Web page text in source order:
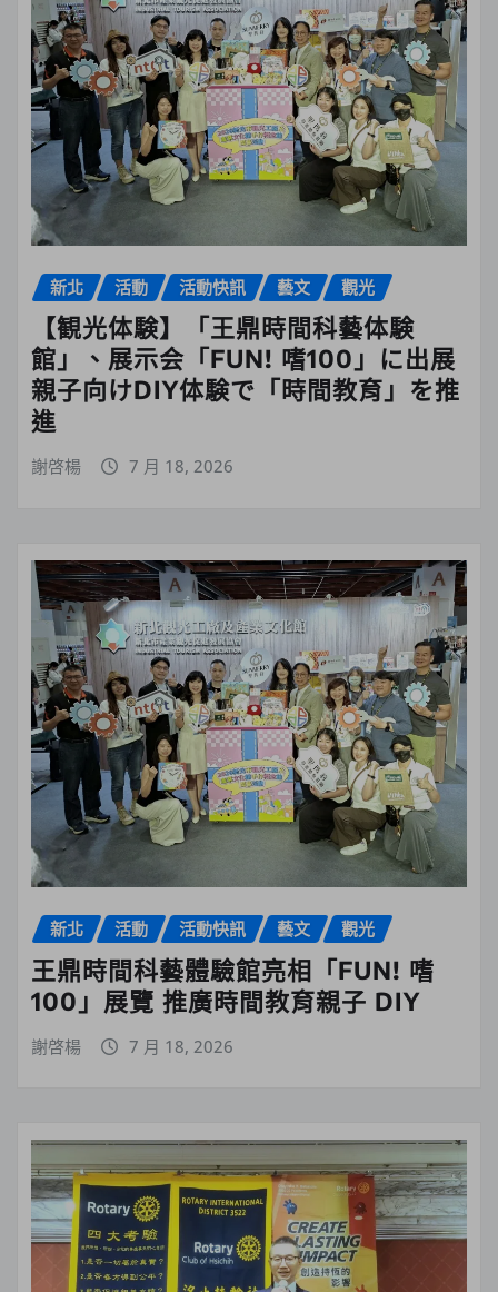
新北 活動 活動快訊 藝文 觀光
【観光体験】「王鼎時間科藝体験
館」、展示会「FUN! 嗜100」に出展
親子向けDIY体験で「時間教育」を推
進
謝啓楊 7 月 18, 2026
新北 活動 活動快訊 藝文 觀光
王鼎時間科藝體驗館亮相「FUN! 嗜
100」展覽 推廣時間教育親子 DIY
謝啓楊 7 月 18, 2026